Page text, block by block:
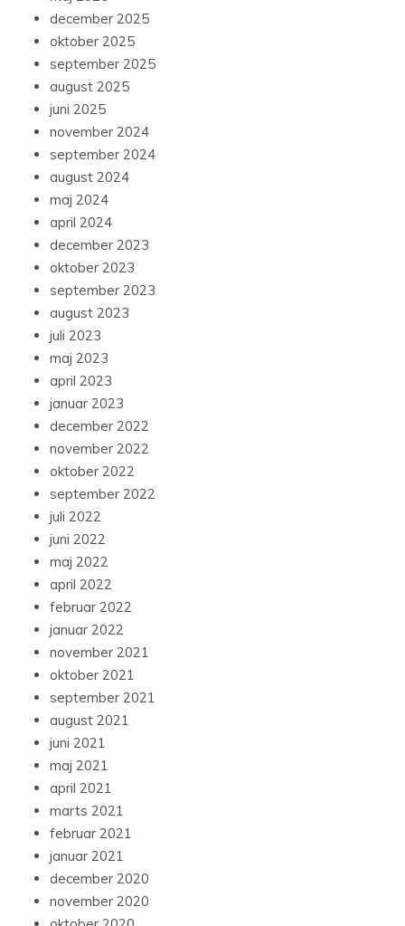
maj 2026
december 2025
oktober 2025
september 2025
august 2025
juni 2025
november 2024
september 2024
august 2024
maj 2024
april 2024
december 2023
oktober 2023
september 2023
august 2023
juli 2023
maj 2023
april 2023
januar 2023
december 2022
november 2022
oktober 2022
september 2022
juli 2022
juni 2022
maj 2022
april 2022
februar 2022
januar 2022
november 2021
oktober 2021
september 2021
august 2021
juni 2021
maj 2021
april 2021
marts 2021
februar 2021
januar 2021
december 2020
november 2020